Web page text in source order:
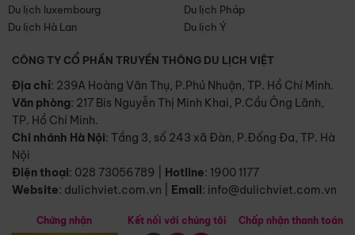
Du lịch luxembourg
Du lịch Pháp
Du lịch Hà Lan
Du lịch Ý
CÔNG TY CỔ PHẦN TRUYỀN THÔNG DU LỊCH VIỆT
Địa chỉ: 239A Hoàng Văn Thụ, P.Phú Nhuận, TP. Hồ Chí Minh.
Văn phòng: 217 Bis Nguyễn Thị Minh Khai, P.Cầu Ông Lãnh,
TP. Hồ Chí Minh.
Chi nhánh Hà Nội: Tầng 3, số 243 xã Đàn, P.Đống Đa, TP. Hà
Nội
Điện thoại: 028 73056789 Hotline: 1900 1177
Website: dulichviet.com.vn Email: info@dulichviet.com.vn
Chứng nhận Kết nối với chúng tôi Chấp nhận thanh toán